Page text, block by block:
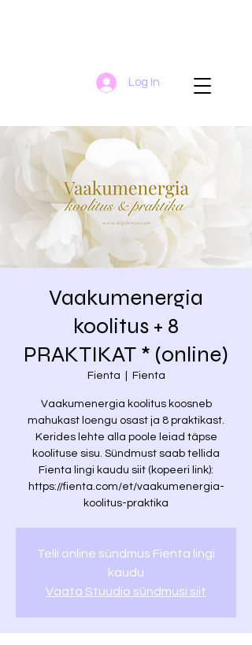
Log In
Vaakumenergia
koolitus + 8
PRAKTIKAT * (online)
Fienta Fienta
Vaakumenergia koolitus koosneb
mahukast loengu osast ja 8 praktikast.
Kerides lehte alla poole leiad täpse
koolituse sisu. Sündmust saab tellida
Fienta lingi kaudu siit (kopeeri link):
https://fienta.com/et/vaakumenergia-
koolitus-praktika
Telli online sündmus Fienta lingi
kaudu
Vaata Stuudio sündmusi siit